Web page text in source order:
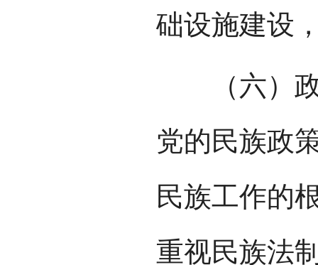
础设施建设
（六）政
党的民族政
民族工作的
重视民族法